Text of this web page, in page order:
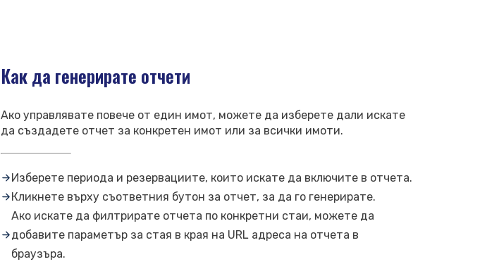
Как да генерирате отчети
Ако управлявате повече от един имот, можете да изберете дали искате
да създадете отчет за конкретен имот или за всички имоти.
Изберете периода и резервациите, които искате да включите в отчета.
Кликнете върху съответния бутон за отчет, за да го генерирате.
Ако искате да филтрирате отчета по конкретни стаи, можете да
добавите параметър за стая в края на URL адреса на отчета в
браузъра.